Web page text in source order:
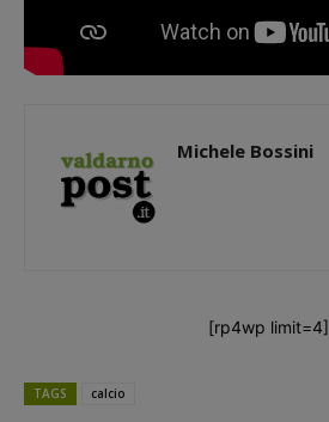
Michele Bossini
[rp4wp limit=4]
TAGS calcio